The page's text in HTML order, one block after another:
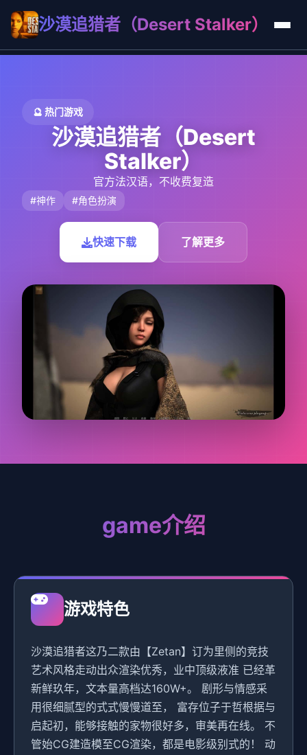
沙漠追猎者（Desert Stalker）
🔮 热门游戏
沙漠追猎者（Desert
Stalker）
官方法汉语，不收费复造
#神作 #角色扮演
快速下载 了解更多
game介绍
游戏特色
沙漠追猎者这乃二款由【Zetan】订为里侧的竞技
艺术风格走动出众渲染优秀，业中顶级液准 已经革
新鲜玖年，文本量高档达160W+。 剧形与情感采
用很细腻型的式式慢慢道至， 富存位子于哲根据与
启起初，能够接触的家物很好多，审美再在线。 不
管始CG建造模至CG渲染，都是电影级别式的！ 动